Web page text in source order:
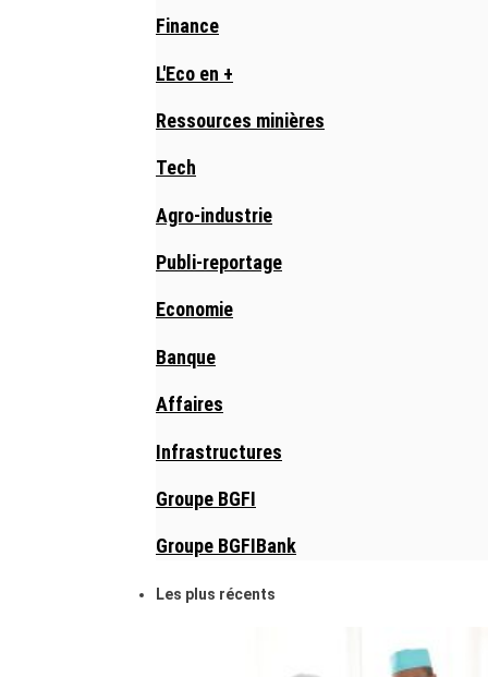
Finance
L'Eco en +
Ressources minières
Tech
Agro-industrie
Publi-reportage
Economie
Banque
Affaires
Infrastructures
Groupe BGFI
Groupe BGFIBank
Les plus récents